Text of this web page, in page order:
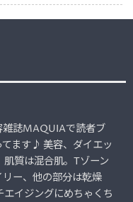
雑誌MAQUIAで読者ブ
てます♪ 美容、ダイエッ
肌質は混合肌。Tゾーン
リー、他の部分は乾燥
エイジングにめちゃくち